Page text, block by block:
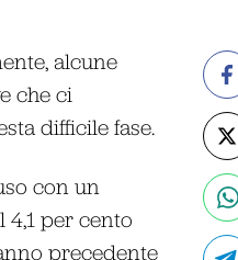
alcune
che ci
difficile fase.
con un
per cento
precedente